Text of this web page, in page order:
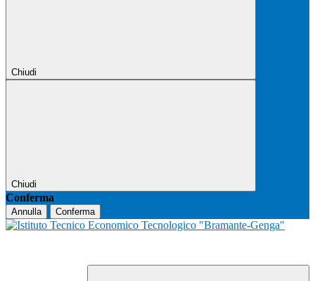
Chiudi
Chiudi
Conferma
Annulla Conferma